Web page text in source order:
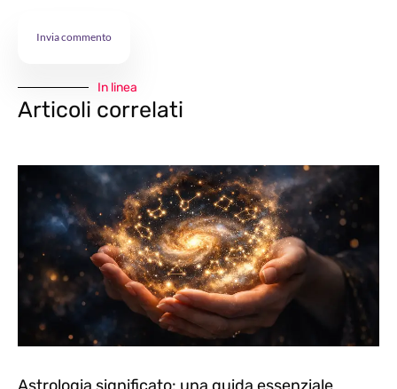
In linea
Articoli correlati
Astrologia significato: una guida essenziale